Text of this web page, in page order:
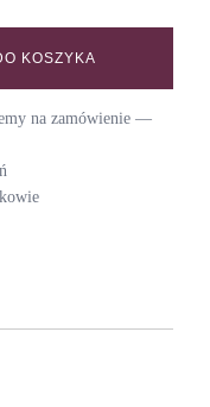
quantity
KOSZYKA
na zamówienie —